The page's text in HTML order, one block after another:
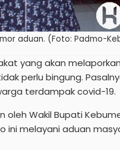
aduan. (Foto: Padmo-
yang akan
perlu bingung.
terdampak covid-19.
oleh Wakil Bupati
ini melayani aduan